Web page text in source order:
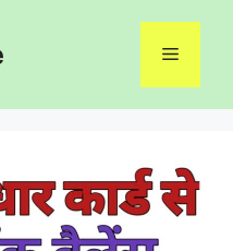
Menu